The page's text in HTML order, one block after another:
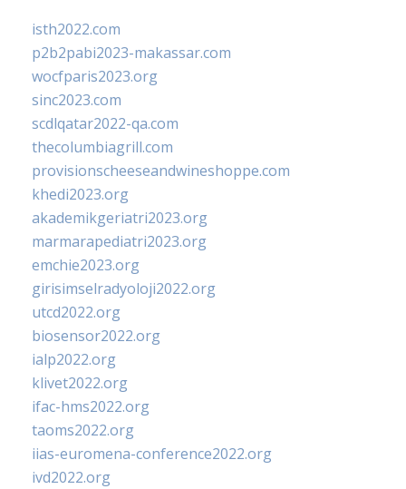
isth2022.com
p2b2pabi2023-makassar.com
wocfparis2023.org
sinc2023.com
scdlqatar2022-qa.com
thecolumbiagrill.com
provisionscheeseandwineshoppe.com
khedi2023.org
akademikgeriatri2023.org
marmarapediatri2023.org
emchie2023.org
girisimselradyoloji2022.org
utcd2022.org
biosensor2022.org
ialp2022.org
klivet2022.org
ifac-hms2022.org
taoms2022.org
iias-euromena-conference2022.org
ivd2022.org